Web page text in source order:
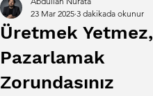
Üretmek Yetmez,
Pazarlamak
Zorundasınız
23 Mar 2025 3 dakikada okunur